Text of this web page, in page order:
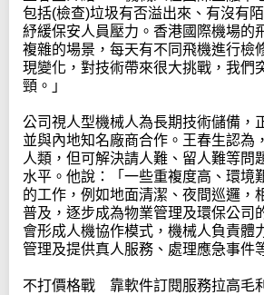
包括(檢查)垃圾有否溢出來、有沒有
紓緩保安人員壓力。香港國際機場的
複雜的場景，每天有不同飛機進行檢
現變化，對技術帶來很大挑戰，我們
頸。」
公司視人型機械人為長期技術儲備，
並與內地知名廠商合作。王春生認為
人類，但可解決請人難、留人難等問
水平。他說：「一些重複度高、環境
的工作，例如地面清潔、夜間巡邏，
普及，逐步成為物業管理及環保公司
會形成人機協作模式，機械人負責體
管理及提供真人服務、處理應急事件
不打價格戰 靠軟件訂閱服務拉高毛